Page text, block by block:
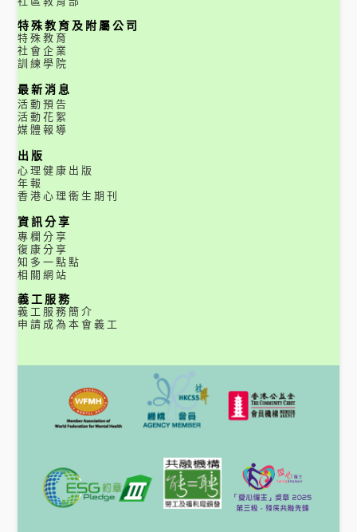
特殊教育及附屬公司
特殊教育
社會企業
訓練學院
最新消息
活動預告
活動花絮
媒體報導
出版
心理健康出版
年報
香港心理衞生期刊
資訊分享
專欄分享
復康分享
知多一點點
相關網站
義工服務
義工服務簡介
申請成為本會義工